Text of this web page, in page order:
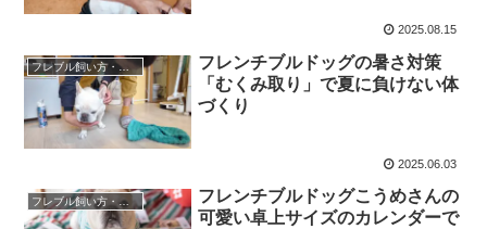
2025.08.15
フレブル飼い方・しつけ
フレンチブルドッグの暑さ対策
「むくみ取り」で夏に負けない体
づくり
2025.06.03
フレブル飼い方・しつけ
フレンチブルドッグこうめさんの
可愛い卓上サイズのカレンダーで